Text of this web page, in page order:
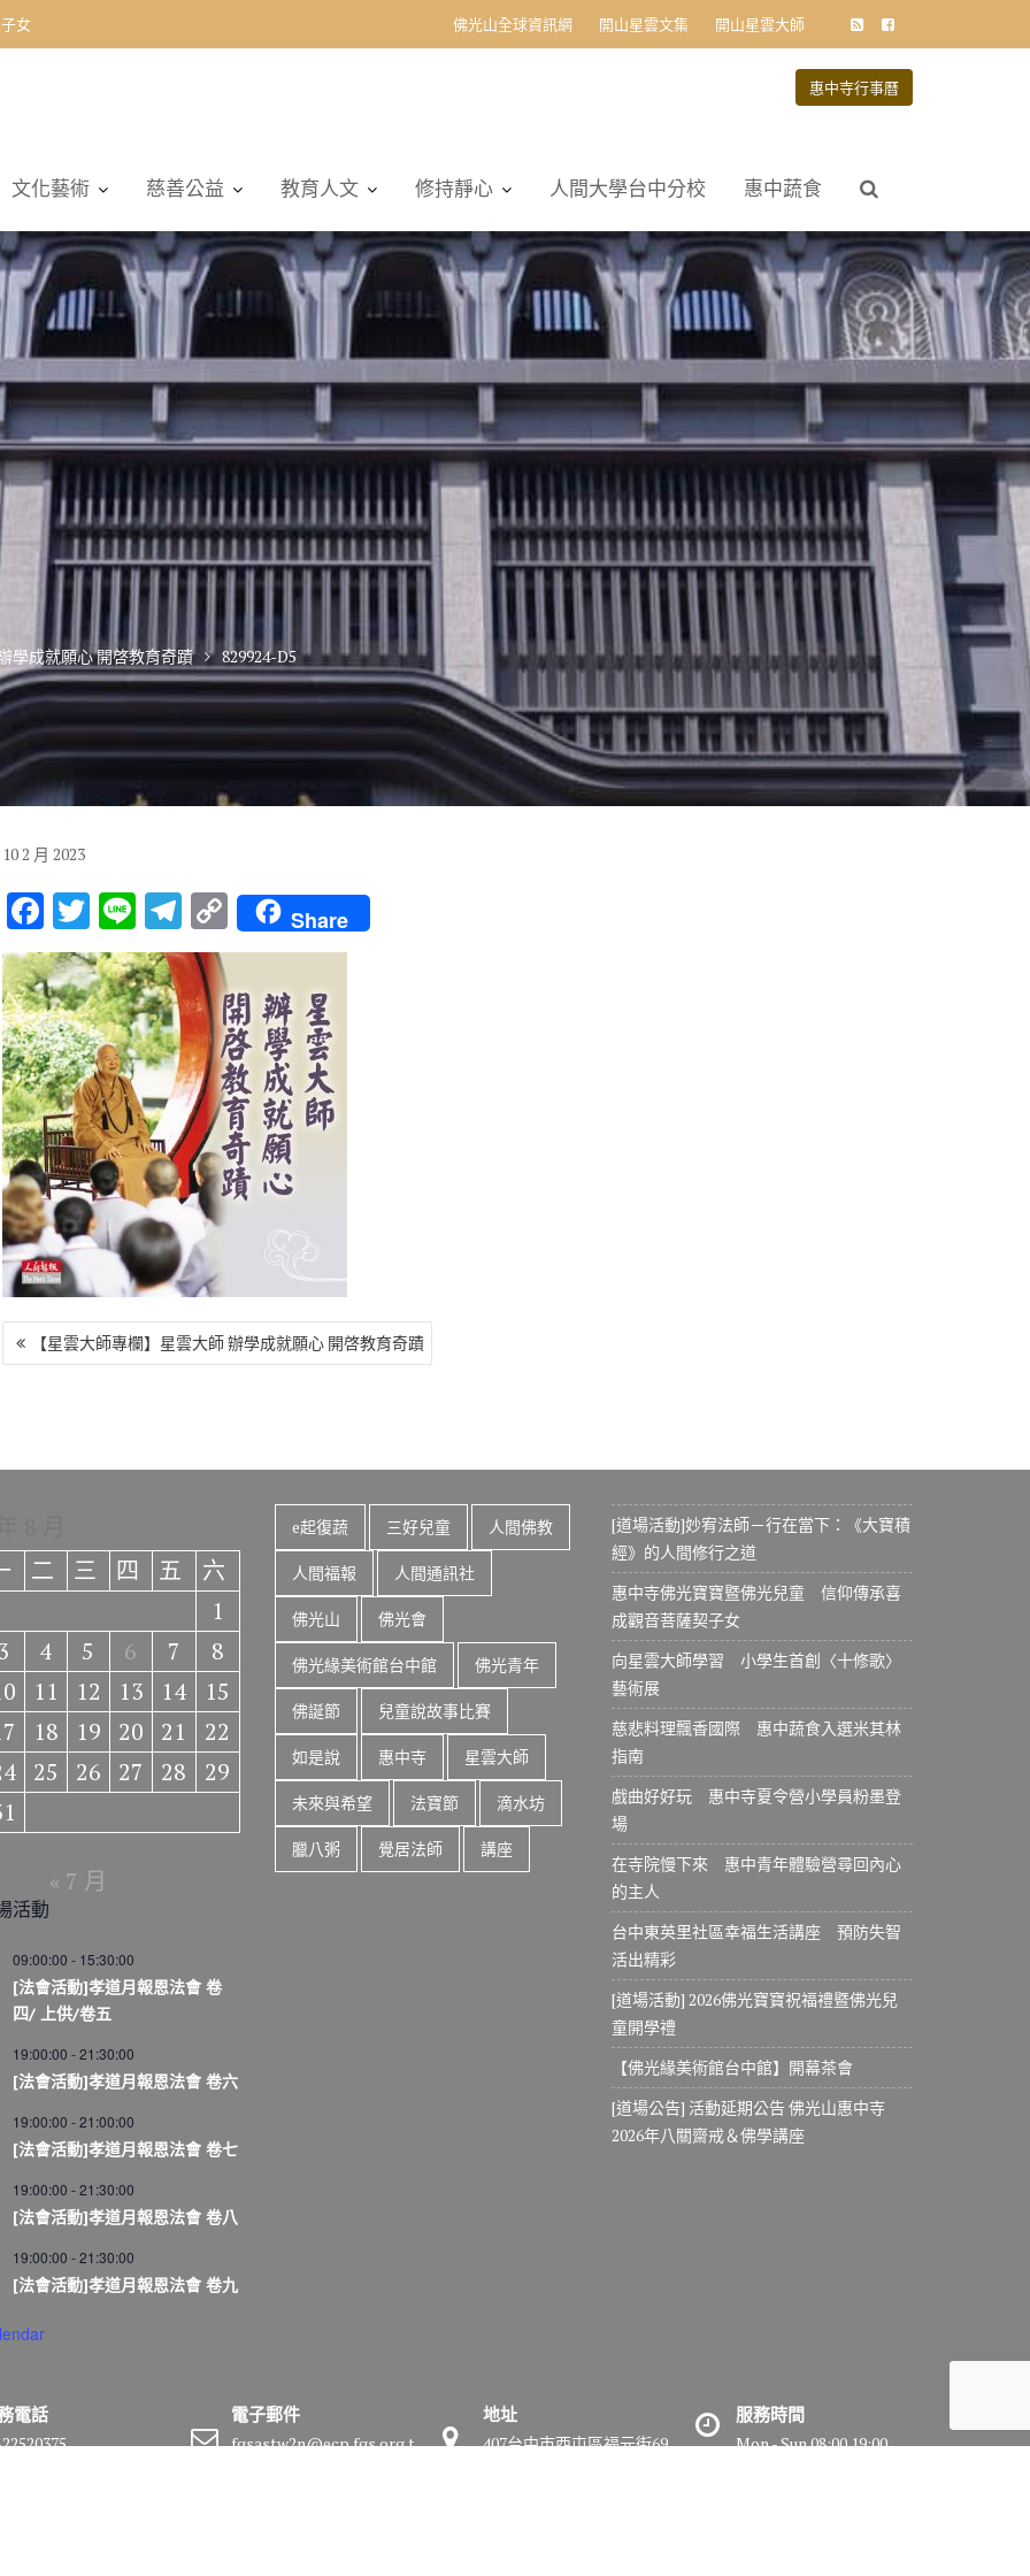
女 佛光山全球資訊網 開山星雲文集 開山星雲大師
惠中寺行事曆
文化藝術 慈善公益 教育人文 修持靜心 人間大學台中分校 惠中蔬食
學成就願心 開啓教育奇蹟 829924-D5
102 月 2023
F
ac
e
b
o
o
k
T
w
it
te
r
Li
n
e
T
el
e
gr
a
m
C
o
p
y
Li
n
k
Share
文
章
【星雲大師專欄】星雲大師 辦學成就願心 開啓教育奇蹟
二 三 四 五
六
1
4 5 6 7
8
11 12 13 14
15
18 19 20 21
22
25 26 27 28
29
« 7 月
活動
09:00:00 - 15:30:00
[法會活動]孝道月報恩法會 卷
四/ 上供/卷五
19:00:00 -21:30:00
[法會活動]孝道月報恩法會 卷六
19:00:00 -21:00:00
[法會活動]孝道月報恩法會 卷七
19:00:00 -21:30:00
[法會活動]孝道月報恩法會 卷八
19:00:00 -21:30:00
[法會活動]孝道月報恩法會 卷九
e起復蔬 三好兒童 人間佛教
人間福報 人間通訊社
佛光山 佛光會
佛光緣美術館台中館 佛光青年
佛誕節 兒童說故事比賽
如是說 惠中寺 星雲大師
未來與希望 法寶節 滴水坊
臘八粥 覺居法師 講座
[道場活動]妙宥法師－行在當下：《大寶積
經》的人間修行之道
惠中寺佛光寶寶暨佛光兒童 信仰傳承喜
成觀音菩薩契子女
向星雲大師學習 小學生首創〈十修歌〉
藝術展
慈悲料理飄香國際 惠中蔬食入選米其林
指南
戲曲好好玩 惠中寺夏令營小學員粉墨登
場
在寺院慢下來 惠中青年體驗營尋回內心
的主人
台中東英里社區幸福生活講座 預防失智
活出精彩
[道場活動] 2026佛光寶寶祝福禮暨佛光兒
童開學禮
【佛光緣美術館台中館】開幕茶會
[道場公告] 活動延期公告 佛光山惠中寺
2026年八關齋戒＆佛學講座
電話
電子郵件
fgsastw2n@ecp.fgs.org.t
地址
407台中市西屯區福元街69
服務時間
Mon - Sun 08:00 19:00